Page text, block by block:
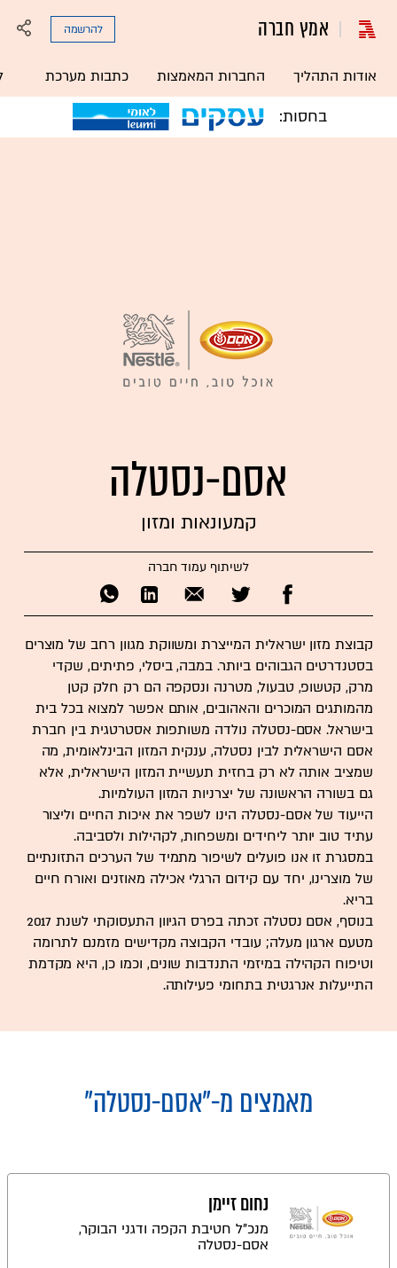
אמץ חברה
אודות התהליך החברות המאמצות כתבות מערכת
להרשמה
בחסות:
אסם-נסטלה
קמעונאות ומזון
לשיתוף עמוד חברה
קבוצת מזון ישראלית המייצרת ומשווקת מגוון רחב של מוצרים
בסטנדרטים הגבוהים ביותר. במבה, ביסלי, פתיתים, שקדי
מרק, קטשופ, טבעול, מטרנה ונסקפה הם רק חלק קטן
מהמותגים המוכרים והאהובים, אותם אפשר למצוא בכל בית
בישראל. אסם-נסטלה נולדה משותפות אסטרטגית בין חברת
אסם הישראלית לבין נסטלה, ענקית המזון הבינלאומית, מה
שמציב אותה לא רק בחזית תעשיית המזון הישראלית, אלא
גם בשורה הראשונה של יצרניות המזון העולמיות.
הייעוד של אסם-נסטלה הינו לשפר את איכות החיים וליצור
עתיד טוב יותר ליחידים ומשפחות, לקהילות ולסביבה.
במסגרת זו אנו פועלים לשיפור מתמיד של הערכים התזונתיים
של מוצרינו, יחד עם קידום הרגלי אכילה מאוזנים ואורח חיים
בריא.
בנוסף, אסם נסטלה זכתה בפרס הגיוון התעסוקתי לשנת 2017
מטעם ארגון מעלה; עובדי הקבוצה מקדישים מזמנם לתרומה
וטיפוח הקהילה במיזמי התנדבות שונים, וכמו כן, היא מקדמת
התייעלות אנרגטית בתחומי פעילותה.
מאמצים מ-"אסם-נסטלה"
נחום זיימן
מנכ"ל חטיבת הקפה ודגני הבוקר,
אסם-נסטלה